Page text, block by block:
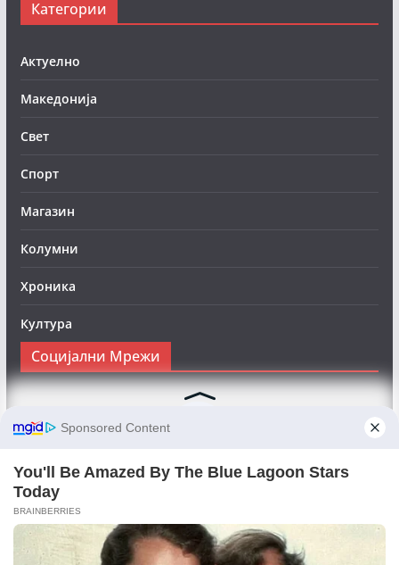
Категории
Актуелно
Македонија
Свет
Спорт
Магазин
Колумни
Хроника
Култура
Социјални Мрежи
Следете нè на Фејсбук за да сте во тек со најновите